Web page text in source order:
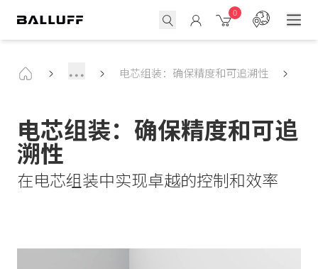
0
... 电芯组装：确保精度和可追溯性
电芯组装：确保精度和可追
溯性
在电芯组装中实现卓越的控制和效率